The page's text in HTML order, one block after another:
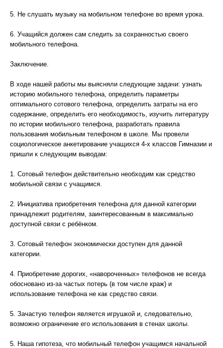
5. Не слушать музыку на мобильном телефоне во время урока.
6. Учащийся должен сам следить за сохранностью своего
мобильного телефона.
Заключение.
В ходе нашей работы мы выясняли следующие задачи: узнать
историю мобильного телефона, определить параметры
оптимального сотового телефона, определить затраты на его
содержание, определить его необходимость, изучить литературу
по истории мобильного телефона, разработать правила
пользования мобильным телефоном в школе. Мы провели
социологическое анкетирование учащихся 4-х классов Гимназии и
пришли к следующим выводам:
1. Сотовый телефон действительно необходим как средство
мобильной связи с учащимся.
2. Инициатива приобретения телефона для данной категории
принадлежит родителям, заинтересованным в максимально
доступной связи с ребёнком.
3. Сотовый телефон экономически доступен для данной
категории.
4. Приобретение дорогих, «навороченных» телефонов не всегда
обосновано из-за частых потерь (в том числе краж) и
использование телефона не как средство связи.
5. Зачастую телефон является игрушкой и, следовательно,
возможно ограничение его использования в стенах школы.
5. Наша гипотеза, что мобильный телефон учащимся начальной